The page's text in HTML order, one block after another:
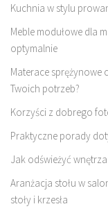
Kuchnia w stylu
Meble modułowe dla
optymalnie
Materace sprężynowe
Twoich potrzeb?
Korzyści z dobrego
Praktyczne porady
Jak odświeżyć
Aranżacja stołu w
stoły i krzesła